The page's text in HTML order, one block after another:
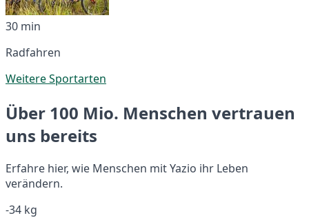
30 min
Radfahren
Weitere Sportarten
Über 100 Mio. Menschen vertrauen
uns bereits
Erfahre hier, wie Menschen mit Yazio ihr Leben
verändern.
-34 kg